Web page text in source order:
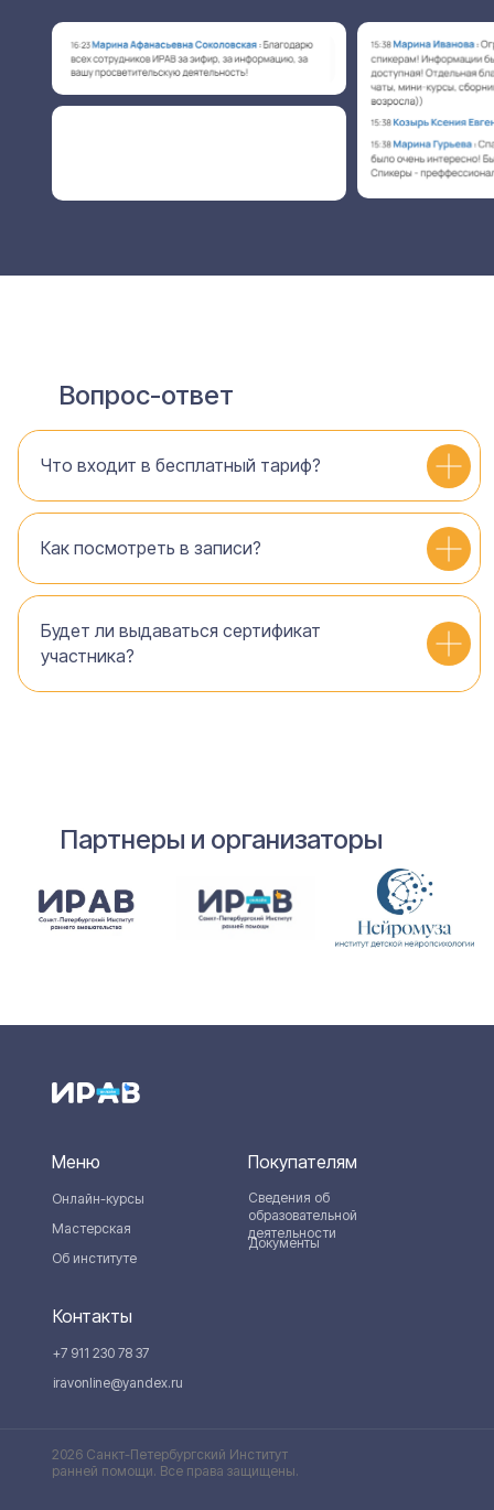
Вопрос-ответ
Что входит в бесплатный тариф?
Как посмотреть в записи?
Будет ли выдаваться сертификат
участника?
Партнеры и организаторы
Меню Покупателям
Контакты
Сведения об
образовательной
деятельности
Документы
Онлайн-курсы
Мастерская
Об институте
+7 911 230 78 37
iravonline@yandex.ru
2026 Санкт-Петербургский Институт
ранней помощи. Все права защищены.